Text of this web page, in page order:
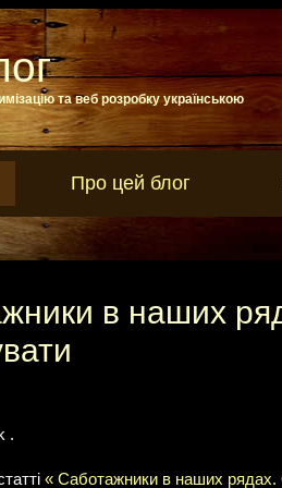
та веб розробку українською
Про цей блог
в наших
.
« Саботажники в наших рядах.